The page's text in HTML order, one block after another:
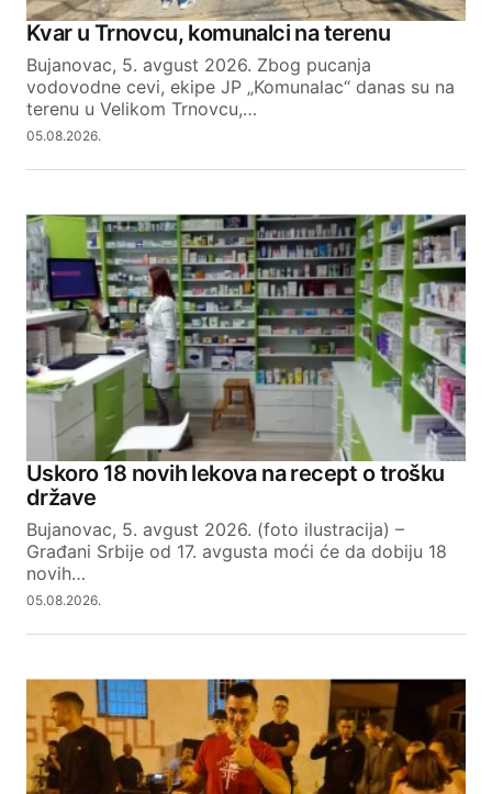
Kvar u Trnovcu, komunalci na terenu
Bujanovac, 5. avgust 2026. Zbog pucanja
vodovodne cevi, ekipe JP „Komunalac“ danas su na
terenu u Velikom Trnovcu,…
05.08.2026.
Uskoro 18 novih lekova na recept o trošku
države
Bujanovac, 5. avgust 2026. (foto ilustracija) –
Građani Srbije od 17. avgusta moći će da dobiju 18
novih…
05.08.2026.